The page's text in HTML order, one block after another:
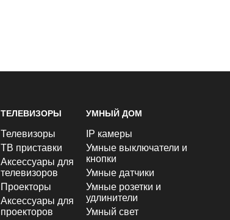
ТЕЛЕВИЗОРЫ
Телевизоры
ТВ приставки
Аксессуары для
телевизоров
Проекторы
Аксессуары для
проекторов
УМНЫЙ ДОМ
IP камеры
Умные выключатели и
кнопки
Умные датчики
Умные розетки и
удлинители
Умный свет